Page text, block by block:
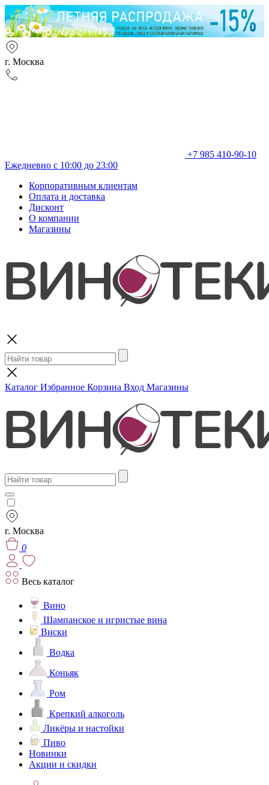
г. Москва
+7 985 410-90-10
Ежедневно с 10:00 до 23:00
Корпоративным клиентам
Оплата и доставка
Дисконт
О компании
Магазины
Каталог Избранное Корзина Вход Магазины
г. Москва
0
Весь каталог
Вино
Шампанское и игристые вина
Виски
Водка
Коньяк
Ром
Крепкий алкоголь
Ликёры и настойки
Пиво
Новинки
Акции и скидки